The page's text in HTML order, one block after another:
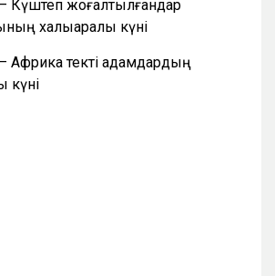
Күштеп жоғалтылғандар
халықаралық күні
Африка текті адамдардың
күні